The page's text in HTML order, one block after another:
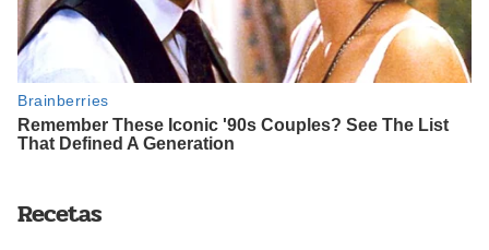
Recetas